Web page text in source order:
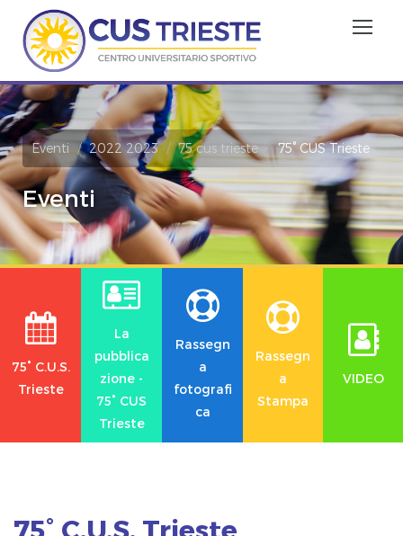
Eventi 2022 2023 75 cus trieste 75° CUS Trieste
Eventi
75° C.U.S.
Trieste
La
pubblica
zione -
75° CUS
Trieste
Rassegn
a
fotografi
ca
Rassegn
a
Stampa
VIDEO
75° C.U.S. Trieste